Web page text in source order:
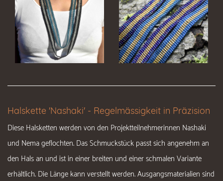
Halskette 'Nashaki' - Regelmässigkeit in Präzision
Diese Halsketten werden von den Projektteilnehmerinnen Nashaki
und Nema geflochten. Das Schmuckstück passt sich angenehm an
den Hals an und ist in einer breiten und einer schmalen Variante
erhältlich. Die Länge kann verstellt werden. Ausgangsmaterialien sind